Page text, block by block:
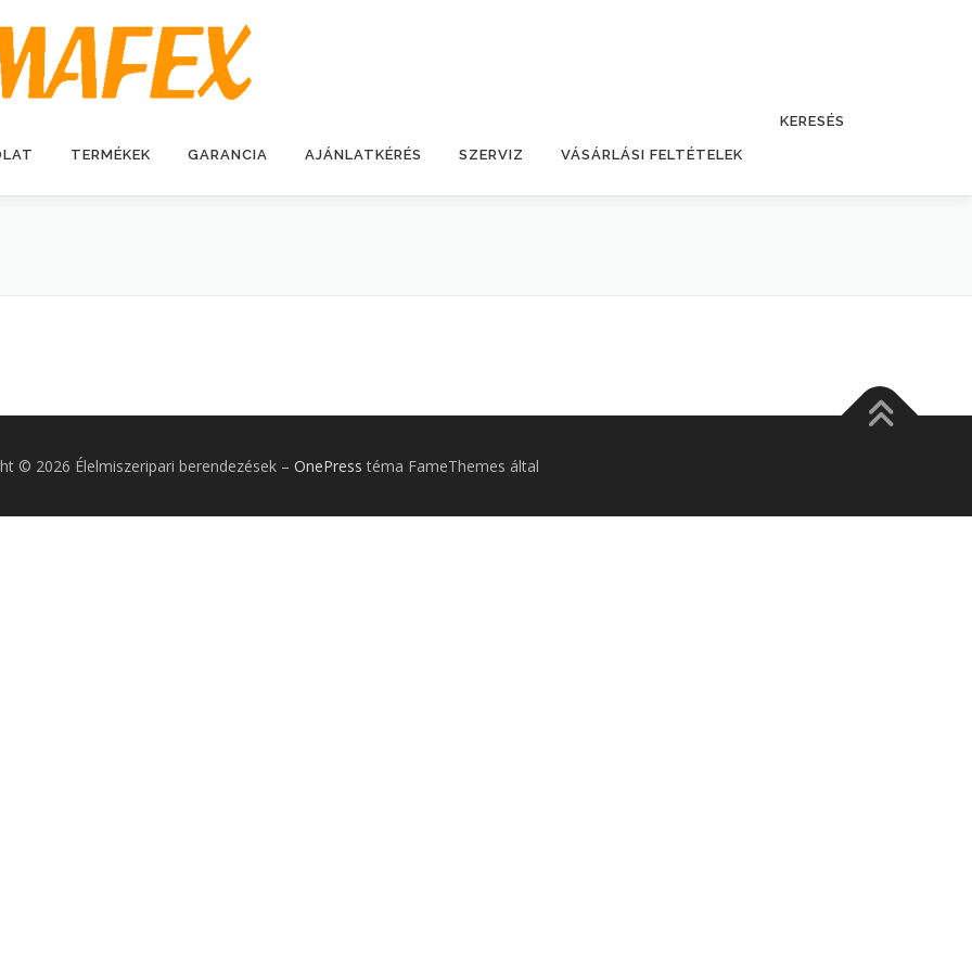
TERMÉKEK GARANCIA AJÁNLATKÉRÉS SZERVIZ VÁSÁRLÁSI FELTÉTELEK
KERESÉS
© 2026 Élelmiszeripari berendezések – OnePress téma FameThemes által